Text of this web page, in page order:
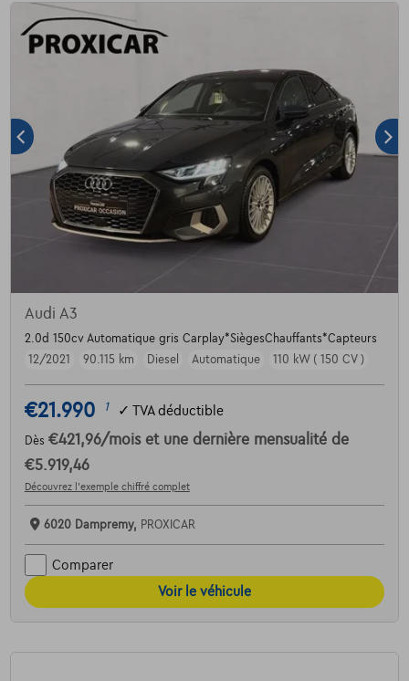
Audi A3
2.0d 150cv Automatique gris Carplay*SiègesChauffants*Capteurs
12/2021
90.115 km Diesel Automatique 110 kW ( 150 CV )
€21.990 1 ✓ TVA déductible
Dès €421,96/mois et une dernière mensualité de
€5.919,46
Découvrez l’exemple chiffré complet
6020 Dampremy, PROXICAR
Comparer
Voir le véhicule